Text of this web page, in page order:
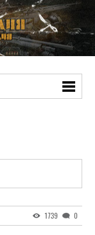
1739 0